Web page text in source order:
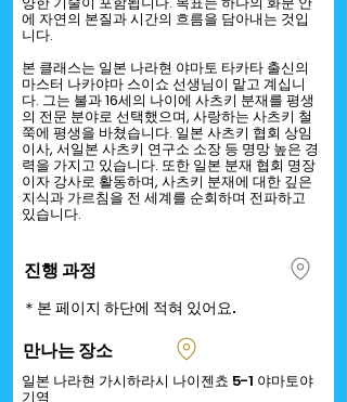
에 자연의 본질과 시간의 흐름을 담아내는 것입
니다.
본 클래스는 일본 나라현 야마토 타카타 출신의
마스터 나카야마 스이쇼 선생님이 맡고 계십니
다. 그는 불과 16세의 나이에 사츠키 분재를 평생
의 전문 분야로 선택했으며, 사랑하는 사츠키 철
쭉에 평생을 바쳤습니다. 일본 사츠키 협회 상임
이사, 서일본 사츠키 연구소 소장 등 명망 높은 경
력을 가지고 있습니다. 또한 일본 분재 협회 명장
이자 강사로 활동하며, 사츠키 분재에 대한 깊은
지식과 가르침을 전 세계를 순회하며 전파하고
있습니다.
진행 과정
＊본 페이지 하단에 적혀 있어요.
만나는 장소
일본 나라현 가시하라시 나이젠쵸 5-1 야마토야
기역